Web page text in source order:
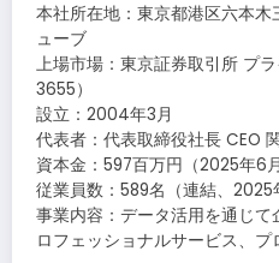
本社所在地：東京都港区六本木
ューブ
上場市場：東京証券取引所 プ
3655）
設立：2004年3月
代表者：代表取締役社長 CEO
資本金：597百万円（2025年6
従業員数：589名（連結、2025
事業内容：データ活用を通じ
ロフェッショナルサービス、プ